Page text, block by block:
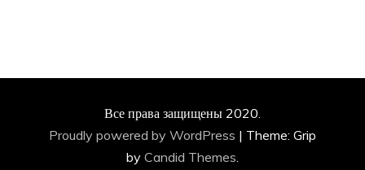
Все права защищены 2020.
Proudly powered by WordPress | Theme: Grip
by Candid Themes.